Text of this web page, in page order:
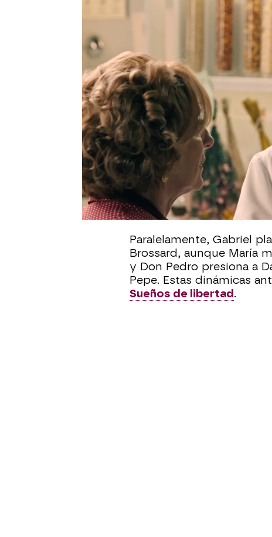
SUEÑOS DE LIBERTAD
Cristina se queda en shock
padre biológico en Sueños
Irene muestra a Cristina una vieja
su padre biológico, mientras los secretos
la casa de los De la Reina.
Hannah Cordero | Julia Zapata López
Publicado: 13 de agosto de 2025, 11:08
Los ápices de tensión
Irene enseña a Cristina
reconoce a alguien muy
si ese hombre es Pepe,
Paralelamente, Gabriel
Brossard, aunque María
y Don Pedro presiona a
Pepe. Estas dinámicas
Sueños de libertad .